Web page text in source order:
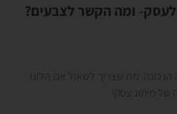
לעסק- ומה הקשר לצבעים?
מה שצריך לשאול אם הלוגו
מיתוג עסקי